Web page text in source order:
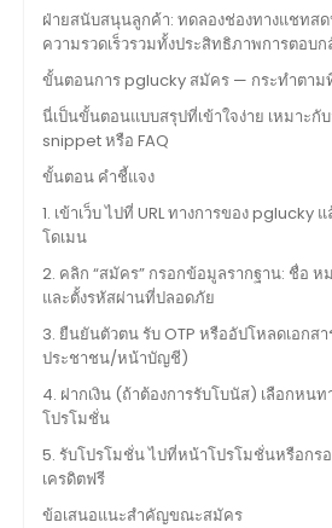
ฝ่ายสนับสนุนลูกค้า: ทดลองช่องทางแชทสด
ความรวดเร็วรวมทั้งประสิทธิภาพการตอบก
ขั้นตอนการ pglucky สมัคร — กระทำตาม
นี่เป็นขั้นตอนแบบสรุปที่เข้าใจง่าย เหมาะกั
snippet หรือ FAQ
ขั้นตอน คำชี้แจง
1. เข้าเว็บ ไปที่ URL ทางการของ pglucky
โดเมน
2. คลิก “สมัคร” กรอกข้อมูลรากฐาน: ชื่อ ห
และตั้งรหัสผ่านที่ปลอดภัย
3. ยืนยันตัวตน รับ OTP หรืออัปโหลดเอกส
ประชาชน/หน้าบัญชี)
4. ฝากเงิน (ถ้าต้องการรับโบนัส) เลือกหน
โปรโมชั่น
5. รับโปรโมชั่น ไปที่หน้าโปรโมชั่นหรือกร
เครดิตฟรี
ข้อเสนอแนะสำคัญขณะสมัคร